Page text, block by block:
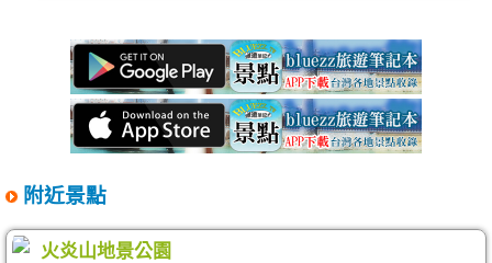
附近景點
火炎山地景公園